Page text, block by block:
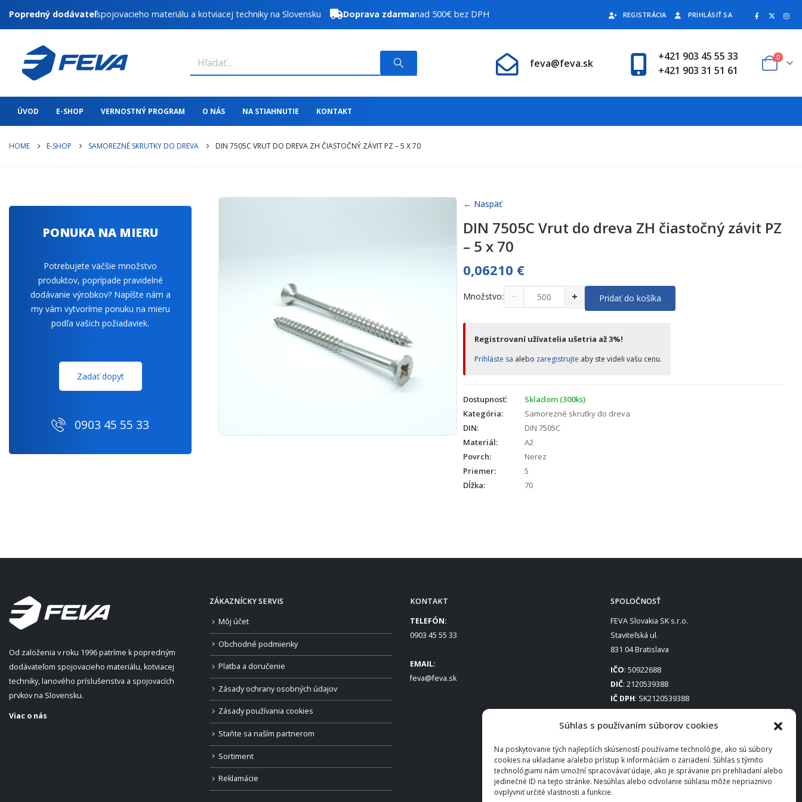
Súhlas s používaním súborov cookies
Na poskytovanie tých najlepších skúseností používame technológie, ako sú súbory
cookies na ukladanie a/alebo prístup k informáciám o zariadení. Súhlas s týmito
technológiami nám umožní spracovávať údaje, ako je správanie pri prehliadaní alebo
jedinečné ID na tejto stránke. Nesúhlas alebo odvolanie súhlasu môže nepriaznivo
ovplyvniť určité vlastnosti a funkcie.
Popredný dodávateľspojovacieho materiálu a kotviacej techniky na Slovensku Doprava zdarmanad 500€ bez DPH REGISTRÁCIA PRIHLÁSIŤ SA
feva@feva.sk
+421 903 45 55 33
+421 903 31 51 61
0
ÚVOD E-SHOP VERNOSTNÝ PROGRAM O NÁS NA STIAHNUTIE KONTAKT
HOME E-SHOP SAMOREZNÉ SKRUTKY DO DREVA DIN 7505C VRUT DO DREVA ZH ČIASTOČNÝ ZÁVIT PZ – 5 X 70
← Naspäť
DIN 7505C Vrut do dreva ZH čiastočný závit PZ
– 5 x 70
0,06210 €
Množstvo: − + Pridať do košíka
Registrovaní užívatelia ušetria až 3%!
Prihláste sa alebo zaregistrujte aby ste videli vašu cenu.
Dostupnosť:
Skladom (300ks)
Kategória:
Samorezné skrutky do dreva
DIN:
DIN 7505C
Materiál:
A2
Povrch:
Nerez
Priemer:
5
Dĺžka:
70
PONUKA NA MIERU
Potrebujete väčšie množstvo
produktov, poprípade pravidelné
dodávanie výrobkov? Napíšte nám a
my vám vytvoríme ponuku na mieru
podľa vašich požiadaviek.
Zadať dopyt
0903 45 55 33
Od založenia v roku 1996 patríme k popredným
dodávateľom spojovacieho materiálu, kotviacej
techniky, lanového príslušenstva a spojovacích
prvkov na Slovensku.
Viac o nás
ZÁKAZNÍCKY SERVIS
Môj účet
Obchodné podmienky
Platba a doručenie
Zásady ochrany osobných údajov
Zásady používania cookies
Staňte sa naším partnerom
Sortiment
Reklamácie
KONTAKT
TELEFÓN:
0903 45 55 33
EMAIL:
feva@feva.sk
SPOLOČNOSŤ
FEVA Slovakia SK s.r.o.
Staviteľská ul.
831 04 Bratislava
IČO: 50922688
DIČ: 2120539388
IČ DPH: SK2120539388